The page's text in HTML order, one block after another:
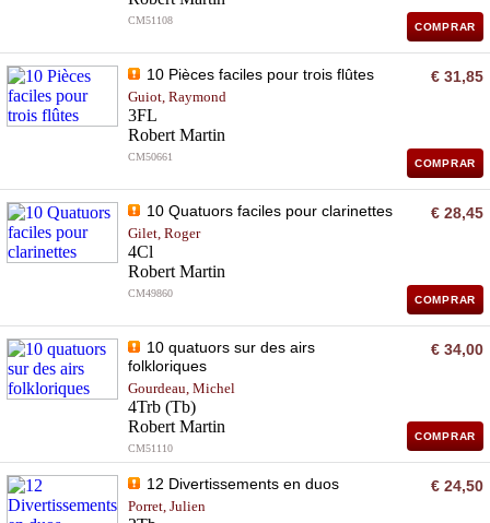
CM51108
COMPRAR
10 Pièces faciles pour trois flûtes
Guiot, Raymond
3FL
Robert Martin
CM50661
€ 31,85
COMPRAR
10 Quatuors faciles pour clarinettes
Gilet, Roger
4Cl
Robert Martin
CM49860
€ 28,45
COMPRAR
10 quatuors sur des airs
folkloriques
Gourdeau, Michel
4Trb (Tb)
Robert Martin
CM51110
€ 34,00
COMPRAR
12 Divertissements en duos
Porret, Julien
€ 24,50